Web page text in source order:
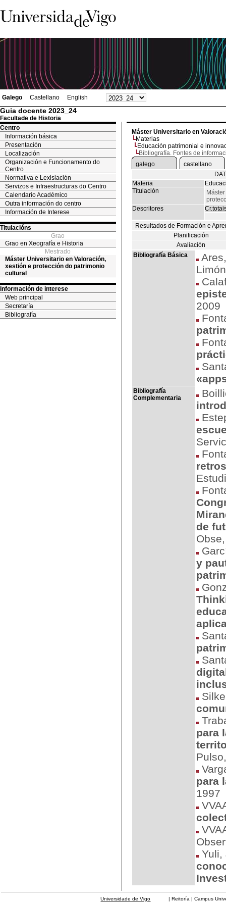
Galego Castellano English
Guia docente 2023_24
Facultade de Historia
Centro
Información básica
Presentación
Localización
Organización e Funcionamento do
Centro
Normativa e Lexislación
Servizos e Infraestructuras do Centro
Calendario Académico
Outra información do centro
Información de Interese
Titulacións
Grao
Grao en Xeografía e Historia
Mestrado
Máster Universitario en Valoración,
xestión e protección do patrimonio
cultural
Información de interese
Web principal
Secretaría
Bibliografía
Máster Universitario en
Materias
Educación patrimonial e
Bibliografía. Fontes de
galego
castellano
Materia
Titulación
Descritores
Resultados de Formación e
Planificación
Avaliación
Bibliografía Básica
2009
Bibliografía
Complementaria
de
y
para
para
1997
Yuli,
Universidade de Vigo | Reitoría | Campus